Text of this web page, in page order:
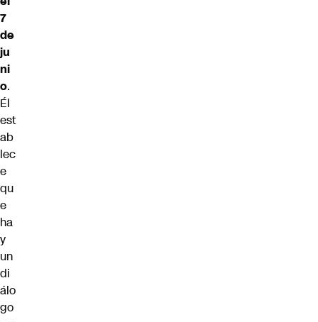
7
de
ju
ni
o.
Él
est
ab
lec
e
qu
e
ha
y
un
di
álo
go